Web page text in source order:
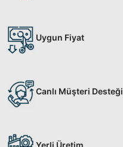
Uygun Fiyat
Canlı Müşteri Desteği
Yerli Üretim